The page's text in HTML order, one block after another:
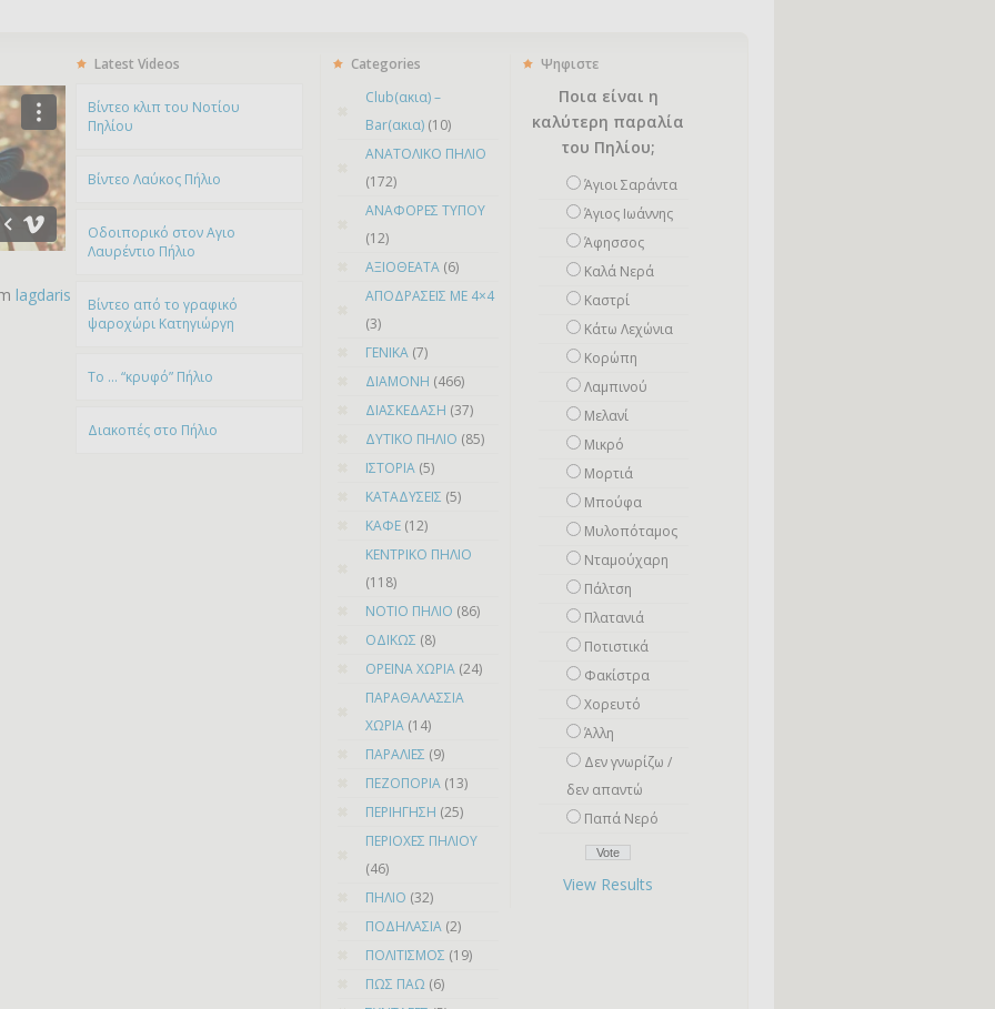
lagdaris
Latest Videos
Bίντεο κλιπ του Νοτίου
Πηλίου
Βίντεο Λαύκος Πήλιο
Οδοιπορικό στον Αγιο
Λαυρέντιο Πήλιο
Βίντεο από το γραφικό
ψαροχώρι Kατηγιώργη
To … “κρυφό” Πήλιο
Διακοπές στο Πήλιο
Categories
Club(ακια) –
Bar(ακια) (10)
ΑΝΑΤΟΛΙΚΟ ΠΗΛΙΟ
(172)
ΑΝΑΦΟΡΕΣ ΤΥΠΟΥ
(12)
ΑΞΙΟΘΕΑΤΑ (6)
ΑΠΟΔΡΑΣΕΙΣ ΜΕ 4×4
(3)
ΓΕΝΙΚΑ (7)
ΔΙΑΜΟΝΗ (466)
ΔΙΑΣΚΕΔΑΣΗ (37)
ΔΥΤΙΚΟ ΠΗΛΙΟ (85)
ΙΣΤΟΡΙΑ (5)
ΚΑΤΑΔΥΣΕΙΣ (5)
ΚΑΦΕ (12)
ΚΕΝΤΡΙΚΟ ΠΗΛΙΟ
(118)
ΝΟΤΙΟ ΠΗΛΙΟ (86)
ΟΔΙΚΩΣ (8)
ΟΡΕΙΝΑ ΧΩΡΙΑ (24)
ΠΑΡΑΘΑΛΑΣΣΙΑ
ΧΩΡΙΑ (14)
ΠΑΡΑΛΙΕΣ (9)
ΠΕΖΟΠΟΡΙΑ (13)
ΠΕΡΙΗΓΗΣΗ (25)
ΠΕΡΙΟΧΕΣ ΠΗΛΙΟΥ
(46)
ΠΗΛΙΟ (32)
ΠΟΔΗΛΑΣΙΑ (2)
ΠΟΛΙΤΙΣΜΟΣ (19)
ΠΩΣ ΠΑΩ (6)
Ψηφιστε
Ποια είναι η
καλύτερη παραλία
του Πηλίου;
Άγιοι Σαράντα
Άγιος Ιωάννης
Άφησσος
Καλά Νερά
Καστρί
Κάτω Λεχώνια
Κορώπη
Λαμπινού
Μελανί
Μικρό
Mορτιά
Μπούφα
Μυλοπόταμος
Νταμούχαρη
Πάλτση
Πλατανιά
Ποτιστικά
Φακίστρα
Χορευτό
Άλλη
Δεν γνωρίζω /
δεν απαντώ
Παπά Νερό
View Results